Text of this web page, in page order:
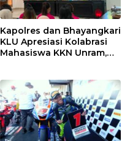
Kapolres dan Bhayangkari
KLU Apresiasi Kolabrasi
Mahasiswa KKN Unram,